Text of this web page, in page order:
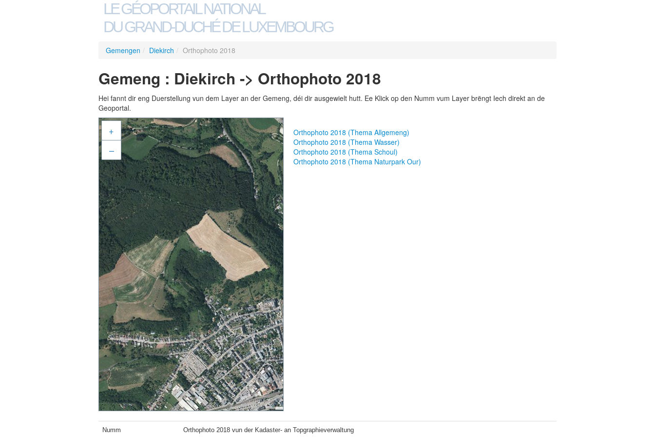
LE GÉOPORTAIL NATIONAL
DU GRAND-DUCHÉ DE LUXEMBOURG
Gemengen / Diekirch / Orthophoto 2018
Gemeng : Diekirch -> Orthophoto 2018
Hei fannt dir eng Duerstellung vun dem Layer an der Gemeng, déi dir ausgewielt hutt. Ee Klick op den Numm vum Layer brëngt Iech direkt an de
Geoportal.
+
–
Orthophoto 2018 (Thema Allgemeng)
Orthophoto 2018 (Thema Wasser)
Orthophoto 2018 (Thema Schoul)
Orthophoto 2018 (Thema Naturpark Our)
Numm Orthophoto 2018 vun der Kadaster- an Topgraphieverwaltung